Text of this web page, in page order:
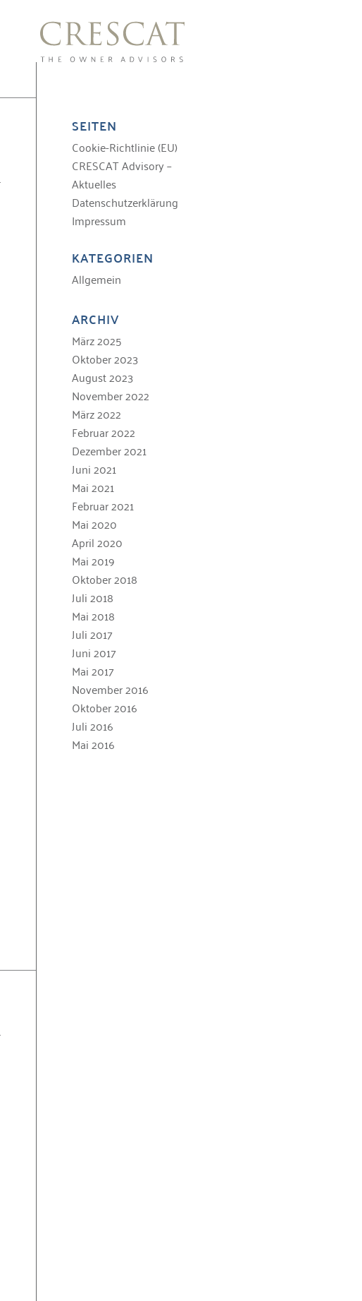
SEITEN
Cookie-Richtlinie (EU)
CRESCAT Advisory –
Aktuelles
Datenschutzerklärung
Impressum
KATEGORIEN
Allgemein
ARCHIV
März 2025
Oktober 2023
August 2023
November 2022
März 2022
Februar 2022
Dezember 2021
Juni 2021
Mai 2021
Februar 2021
Mai 2020
April 2020
Mai 2019
Oktober 2018
Juli 2018
Mai 2018
Juli 2017
Juni 2017
Mai 2017
November 2016
Oktober 2016
Juli 2016
Mai 2016